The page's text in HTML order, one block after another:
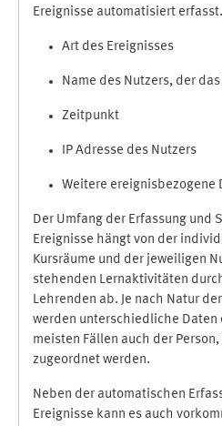
Ereignisse automatisiert
Art des Ereignisses
Name des Nutzers, der
Zeitpunkt
IP Adresse des Nutzers
Weitere ereignisbezogene
Der Umfang der Erfassung und
Ereignisse hängt von der
Kursräume und der jeweiligen
stehenden Lernaktivitäten
Lehrenden ab. Je nach Natur
werden unterschiedliche Daten
meisten Fällen auch der
zugeordnet werden.
Neben der automatischen
Ereignisse kann es auch